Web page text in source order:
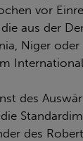
vor
aus der
Niger oder
des
des